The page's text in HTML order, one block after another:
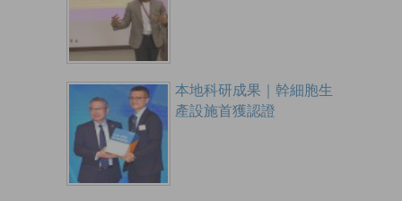
本地科研成果｜幹細胞生
產設施首獲認證